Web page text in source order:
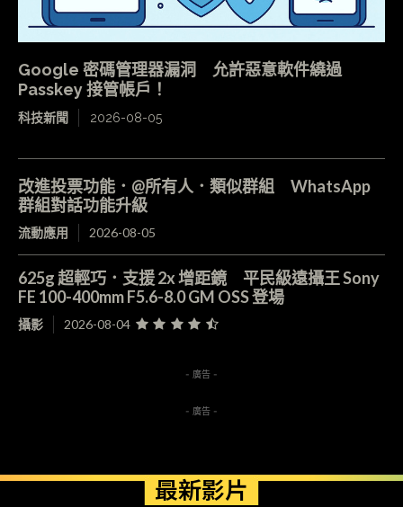
Google 密碼管理器漏洞 允許惡意軟件繞過
Passkey 接管帳戶！
科技新聞 2026-08-05
改進投票功能．@所有人．類似群組 WhatsApp
群組對話功能升級
流動應用 2026-08-05
625g 超輕巧．支援 2x 增距鏡 平民級遠攝王 Sony
FE 100-400mm F5.6-8.0 GM OSS 登場
攝影 2026-08-04
- 廣告 -
- 廣告 -
最新影片